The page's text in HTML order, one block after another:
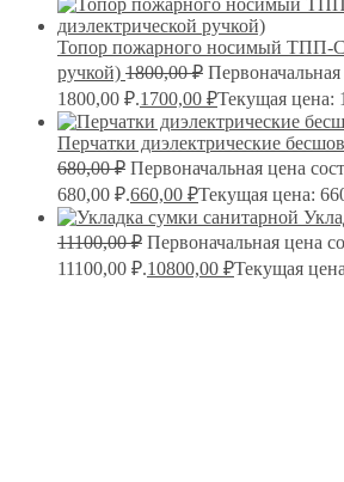
Топор пожарного носимый ТПП-
ручкой) 1800,00₽ Первоначальная
1800,00 ₽.1700,00 ₽Текущая цена:
Перчатки диэлектрические
680,00₽ Первоначальная цена
680,00 ₽.660,00 ₽Текущая цена:
11100,00₽ Первоначальная цена
11100,00 ₽.10800,00 ₽Текущая